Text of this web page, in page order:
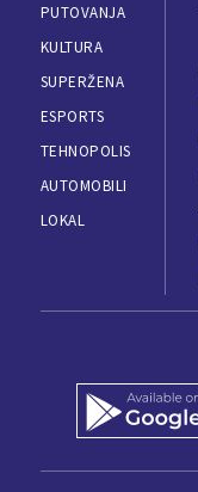
PUTOVANJA
KULTURA
SUPERŽENA
ESPORTS
TEHNOPOLIS
AUTOMOBILI
LOKAL